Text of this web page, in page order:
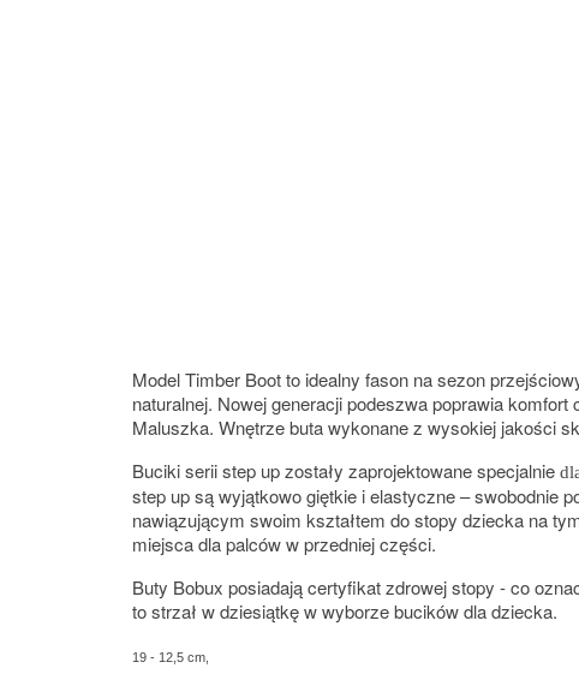
Model Timber Boot to idealny fason na sezon
naturalnej. Nowej generacji podeszwa poprawia
Maluszka. Wnętrze buta wykonane z wysokiej jakości
Buciki serii step up zostały zaprojektowane specjalnie
step up są wyjątkowo giętkie i elastyczne – swobodnie
nawiązującym swoim kształtem do stopy dziecka na
miejsca dla palców w przedniej części.
Buty Bobux posiadają certyfikat zdrowej stopy - co
to strzał w dziesiątkę w wyborze bucików dla dziecka.
19 - 12,5 cm,